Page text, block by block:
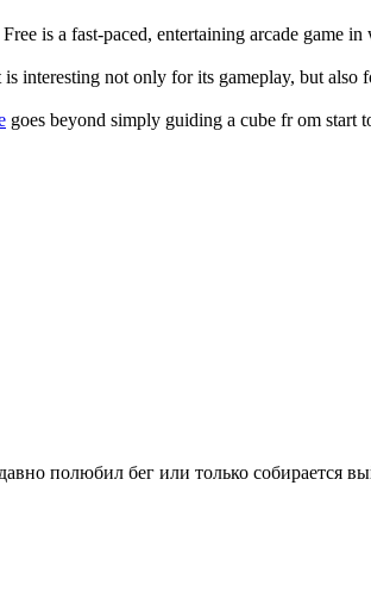
Free is a fast-paced, entertaining arcade game
interesting not only for its gameplay, but also
goes beyond simply guiding a cube fr om start
полюбил бег или только собирается